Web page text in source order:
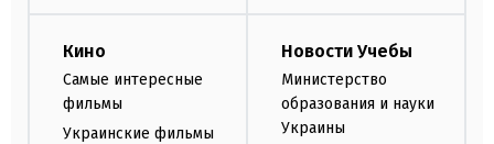
Кино
Самые интересные
фильмы
Украинские фильмы
Новости Учебы
Министерство
образования и науки
Украины